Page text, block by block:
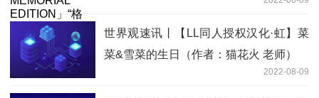
世界观速讯丨【LL同人授权汉化·虹】菜
菜&雪菜的生日（作者：猫花火 老师）
2022-08-09